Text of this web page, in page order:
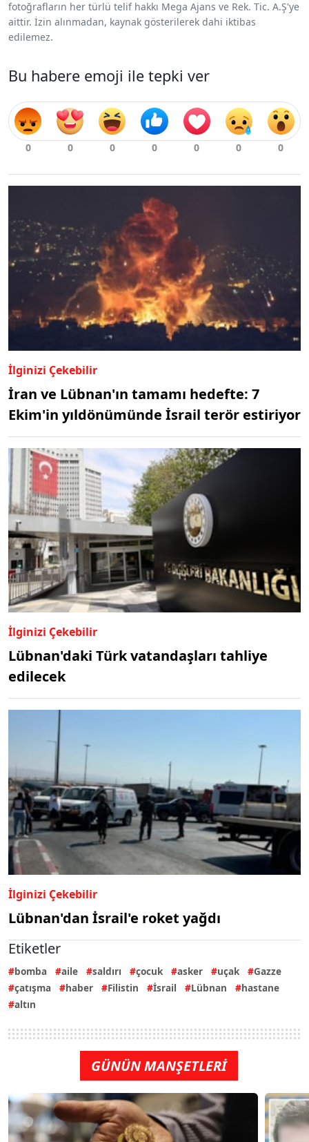
fotoğrafların her türlü telif hakkı Mega Ajans ve Rek. Tic. A.Ş'ye
aittir. İzin alınmadan, kaynak gösterilerek dahi iktibas
edilemez.
Bu habere emoji ile tepki ver
İlginizi Çekebilir
İran ve Lübnan'ın tamamı hedefte: 7
Ekim'in yıldönümünde İsrail terör estiriyor
İlginizi Çekebilir
Lübnan'daki Türk vatandaşları tahliye
edilecek
İlginizi Çekebilir
Lübnan'dan İsrail'e roket yağdı
Etiketler
bomba aile saldırı çocuk asker uçak
Gazze
çatışma
haber Filistin İsrail Lübnan
hastane
altın
GÜNÜN MANŞETLERİ